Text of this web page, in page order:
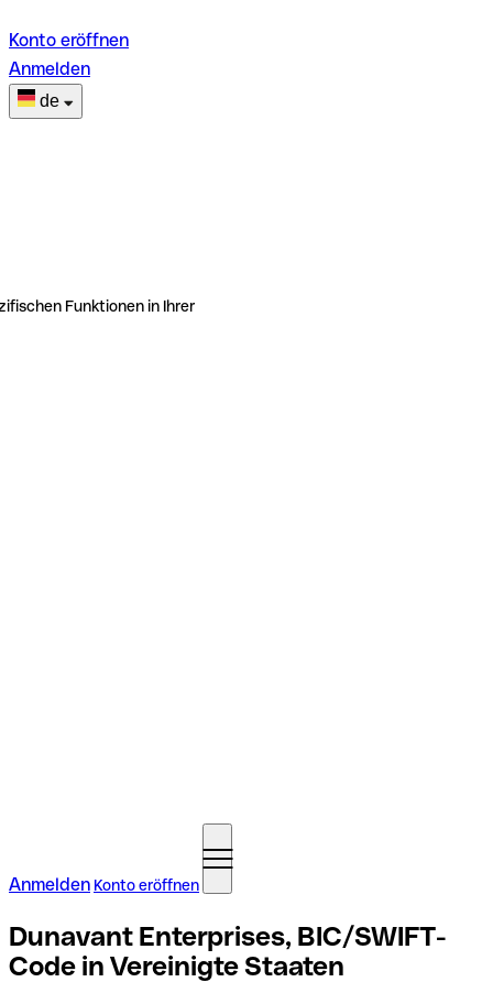
Konto eröffnen
Anmelden
de
Funktionen in Ihrer
Anmelden Konto eröffnen
Dunavant Enterprises, BIC/SWIFT-
Code in Vereinigte Staaten